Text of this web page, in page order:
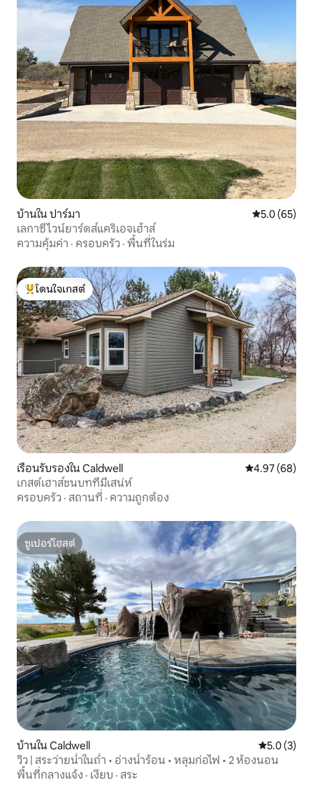
บ้านใน ปาร์มา คะแนนเฉลี่ย
5.0 (65)
เลกาซีไวน์ยาร์ดส์แคริเอจเฮ้าส์
ความคุ้มค่า · ครอบครัว · พื้นที่ในร่ม
โดนใจเกสต์ที่สุด
โดนใจเกสต์
เรือนรับรองใน Caldwell คะแนนเฉลี่ย
4.97 (68)
เกสต์เฮาส์ชนบทที่มีเสน่ห์
ครอบครัว · สถานที่ · ความถูกต้อง
ซูเปอร์โฮสต์
ซูเปอร์โฮสต์
บ้านใน Caldwell คะแนนเฉลี่
5.0 (3)
วิว | สระว่ายน้ำในถ้ำ • อ่างน้ำร้อน • หลุมก่อไฟ • 2 ห้องนอน
พื้นที่กลางแจ้ง · เงียบ · สระ